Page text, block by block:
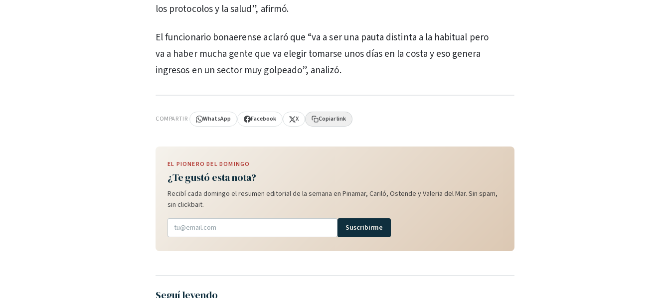
los protocolos y la salud”, afirmó.
El funcionario bonaerense aclaró que “va a ser una pauta distinta a la habitual pero
va a haber mucha gente que va elegir tomarse unos días en la costa y eso genera
ingresos en un sector muy golpeado”, analizó.
COMPARTIR WhatsApp Facebook X Copiar link
EL PIONERO DEL DOMINGO
¿Te gustó esta nota?
Recibí cada domingo el resumen editorial de la semana en Pinamar, Cariló, Ostende y Valeria del Mar. Sin spam,
sin clickbait.
Suscribirme
Seguí leyendo